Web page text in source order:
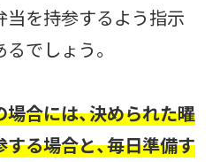
当を持参するよう指示
でしょう。
合には、決められた曜
る場合と、毎日準備す